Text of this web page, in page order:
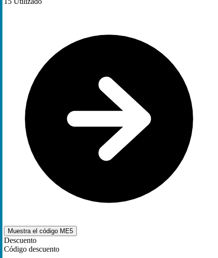
Muestra el código ME5
Descuento
Código descuento